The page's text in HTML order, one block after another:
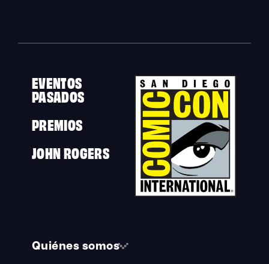
EVENTOS
PASADOS
PREMIOS
JOHN ROGERS
Quiénes somos